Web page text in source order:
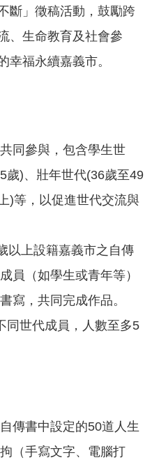
斷」徵稿活動，鼓勵跨
、生命教育及社會參
幸福永續嘉義市。
同參與，包含學生世
歲)、壯年世代(36歲至49
)等，以促進世代交流與
以上設籍嘉義市之自傳
員（如學生或青年等）
寫，共同完成作品。
同世代成員，人數至多5
傳書中設定的50道人生
（手寫文字、電腦打